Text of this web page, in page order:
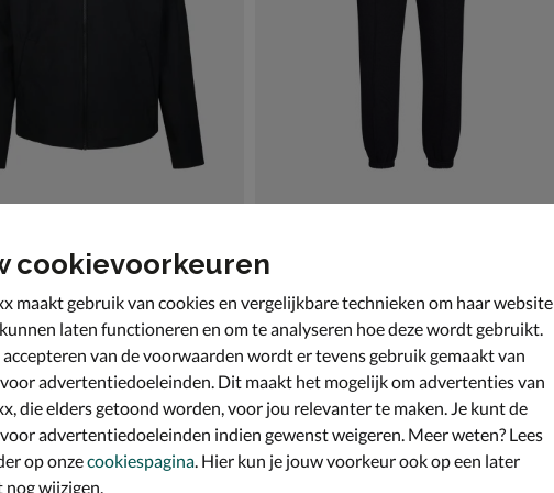
Broek - zwart
cookievoorkeuren
maakt gebruik van cookies en vergelijkbare technieken om haar website
laten functioneren en om te analyseren hoe deze wordt gebruikt.
van de voorwaarden wordt er tevens gebruik gemaakt van
advertentiedoeleinden. Dit maakt het mogelijk om advertenties van
die elders getoond worden, voor jou relevanter te maken. Je kunt de
advertentiedoeleinden indien gewenst weigeren. Meer weten? Lees
op onzecookiespagina . Hier kun je jouw voorkeur ook op een later
wijzigen.